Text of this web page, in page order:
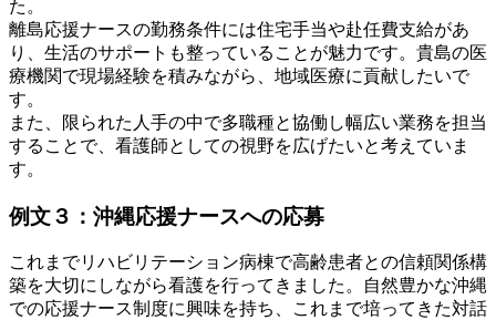
た。
離島応援ナースの勤務条件には住宅手当や赴任費支給があ
り、生活のサポートも整っていることが魅力です。貴島の医
療機関で現場経験を積みながら、地域医療に貢献したいで
す。
また、限られた人手の中で多職種と協働し幅広い業務を担当
することで、看護師としての視野を広げたいと考えていま
す。
例文３：沖縄応援ナースへの応募
これまでリハビリテーション病棟で高齢患者との信頼関係構
築を大切にしながら看護を行ってきました。自然豊かな沖縄
での応援ナース制度に興味を持ち、これまで培ってきた対話